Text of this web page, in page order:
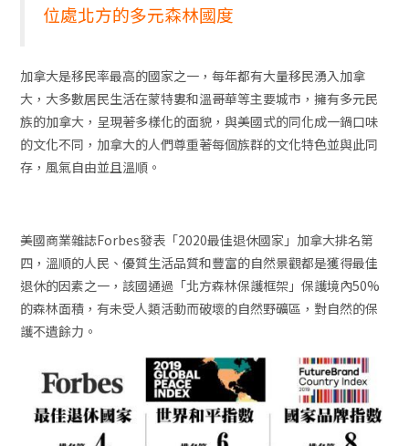
位處北方的多元森林國度
加拿大是移民率最高的國家之一，每年都有大量移民湧入加拿
大，大多數居民生活在蒙特婁和溫哥華等主要城市，擁有多元民
族的加拿大，呈現著多樣化的面貌，與美國式的同化成一鍋口味
的文化不同，加拿大的人們尊重著每個族群的文化特色並與此同
存，風氣自由並且溫順。
美國商業雜誌Forbes發表「2020最佳退休國家」加拿大排名第
四，溫順的人民、優質生活品質和豐富的自然景觀都是獲得最佳
退休的因素之一，該國通過「北方森林保護框架」保護境內50%
的森林面積，有未受人類活動而破壞的自然野礦區，對自然的保
護不遺餘力。